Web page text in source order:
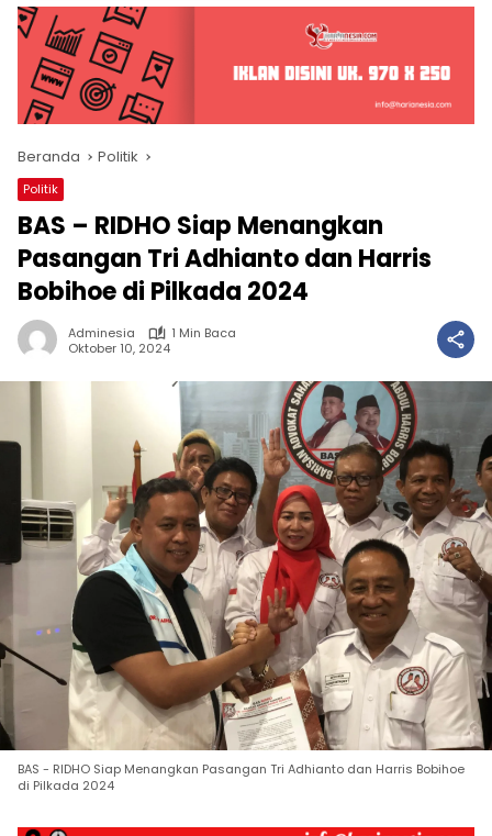
Beranda Politik
Politik
BAS – RIDHO Siap Menangkan
Pasangan Tri Adhianto dan Harris
Bobihoe di Pilkada 2024
Adminesia
1 Min Baca
Oktober 10, 2024
BAS - RIDHO Siap Menangkan Pasangan Tri Adhianto dan Harris Bobihoe
di Pilkada 2024